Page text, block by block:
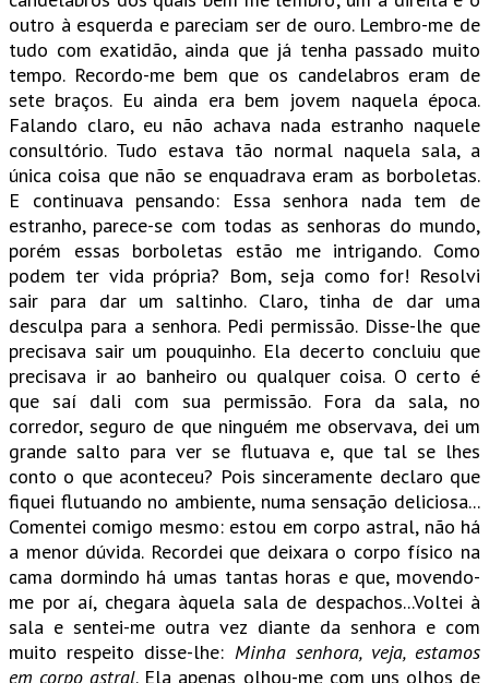
outro à esquerda e pareciam ser de ouro. Lembro-me de
tudo com exatidão, ainda que já tenha passado muito
tempo. Recordo-me bem que os candelabros eram de
sete braços. Eu ainda era bem jovem naquela época.
Falando claro, eu não achava nada estranho naquele
consultório. Tudo estava tão normal naquela sala, a
única coisa que não se enquadrava eram as borboletas.
E continuava pensando: Essa senhora nada tem de
estranho, parece-se com todas as senhoras do mundo,
porém essas borboletas estão me intrigando. Como
podem ter vida própria? Bom, seja como for! Resolvi
sair para dar um saltinho. Claro, tinha de dar uma
desculpa para a senhora. Pedi permissão. Disse-lhe que
precisava sair um pouquinho. Ela decerto concluiu que
precisava ir ao banheiro ou qualquer coisa. O certo é
que saí dali com sua permissão. Fora da sala, no
corredor, seguro de que ninguém me observava, dei um
grande salto para ver se flutuava e, que tal se lhes
conto o que aconteceu? Pois sinceramente declaro que
fiquei flutuando no ambiente, numa sensação deliciosa...
Comentei comigo mesmo: estou em corpo astral, não há
a menor dúvida. Recordei que deixara o corpo físico na
cama dormindo há umas tantas horas e que, movendo-
me por aí, chegara àquela sala de despachos...Voltei à
sala e sentei-me outra vez diante da senhora e com
muito respeito disse-lhe: Minha senhora, veja, estamos
em corpo astral. Ela apenas olhou-me com uns olhos de